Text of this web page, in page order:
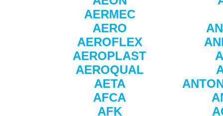
AERMEC
AERO
AEROFLEX
AEROPLAST
AEROQUAL
AETA
AFCA
AFK